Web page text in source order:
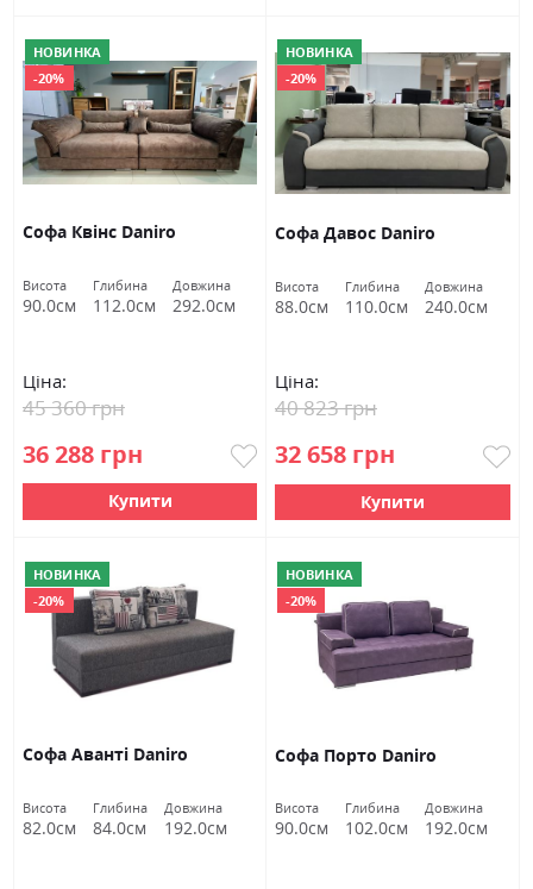
НОВИНКА
-20%
Софа Квінс Daniro
Висота
90.0см
Глибина
112.0см
Довжина
292.0см
Ціна:
36 288 грн
45 360 грн
Купити
НОВИНКА
-20%
Софа Давос Daniro
Висота
88.0см
Глибина
110.0см
Довжина
240.0см
Ціна:
32 658 грн
40 823 грн
Купити
НОВИНКА
-20%
Софа Аванті Daniro
Висота
82.0см
Глибина
84.0см
Довжина
192.0см
НОВИНКА
-20%
Софа Порто Daniro
Висота
90.0см
Глибина
102.0см
Довжина
192.0см